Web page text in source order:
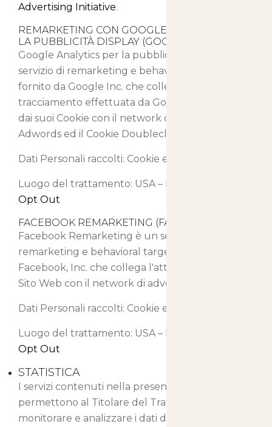
Advertising Initiative.
REMARKETING CON GOOGLE ANALYTICS PER
LA PUBBLICITÀ DISPLAY (GOOGLE INC.)
Google Analytics per la pubblicità display è un
servizio di remarketing e behavioral targeting
fornito da Google Inc. che collega l'attività di
tracciamento effettuata da Google Analytics e
dai suoi Cookie con il network di advertising
Adwords ed il Cookie Doubleclick.
Dati Personali raccolti: Cookie e Dati di Utilizzo.
Luogo del trattamento: USA – Privacy Policy
Opt Out
FACEBOOK REMARKETING (FACEBOOK, INC.)
Facebook Remarketing è un servizio di
remarketing e behavioral targeting fornito da
Facebook, Inc. che collega l'attività di Questo
Sito Web con il network di advertising Facebook.
Dati Personali raccolti: Cookie e Dati di Utilizzo.
Luogo del trattamento: USA – Privacy Policy
Opt Out
STATISTICA
I servizi contenuti nella presente sezione
permettono al Titolare del Trattamento di
monitorare e analizzare i dati di traffico e